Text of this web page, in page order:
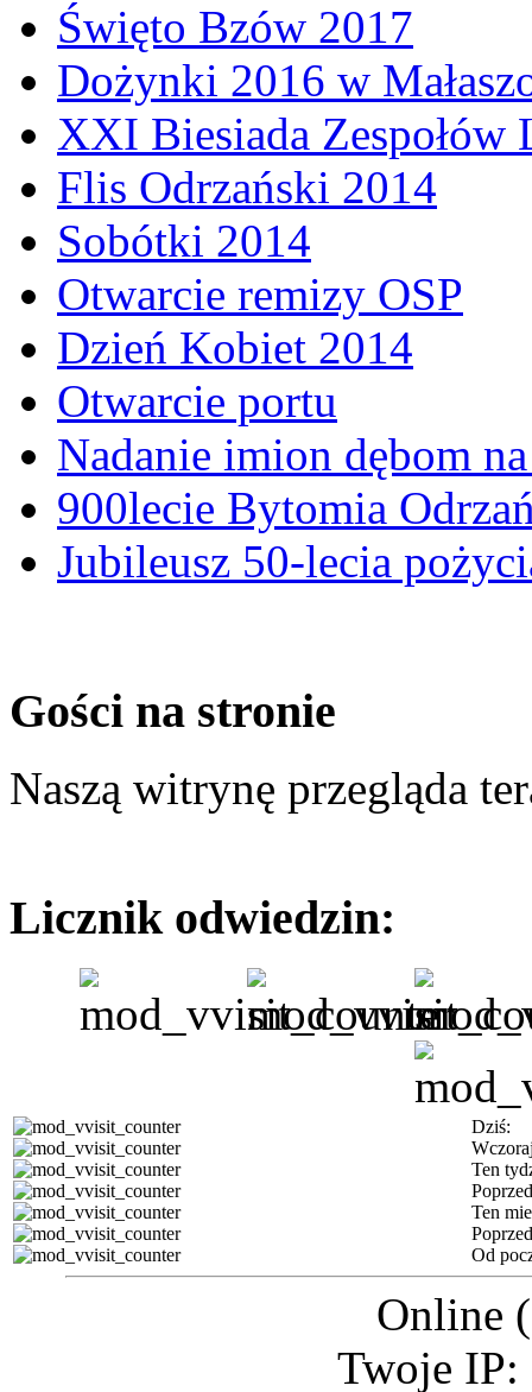
Święto Bzów 2017
Dożynki 2016 w
XXI Biesiada Zespołów
Flis Odrzański 2014
Sobótki 2014
Otwarcie remizy OSP
Dzień Kobiet 2014
Otwarcie portu
Nadanie imion dębom
900lecie Bytomia
Jubileusz 50-lecia
Gości na stronie
Naszą witrynę przegląda
Licznik odwiedzin:
Dziś:
Ten
Ten
Od
Online
Twoje IP: